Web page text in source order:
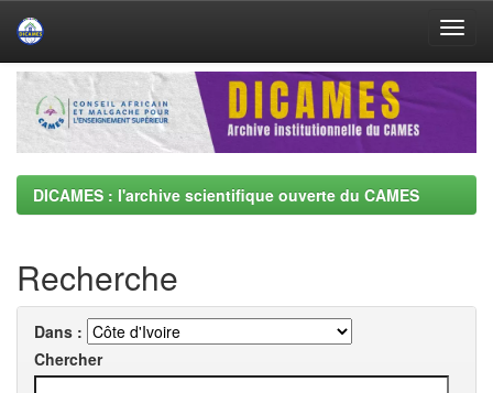
Skip
navigation
DICAMES : l'archive scientifique ouverte du CAMES
Recherche
Dans :
Chercher